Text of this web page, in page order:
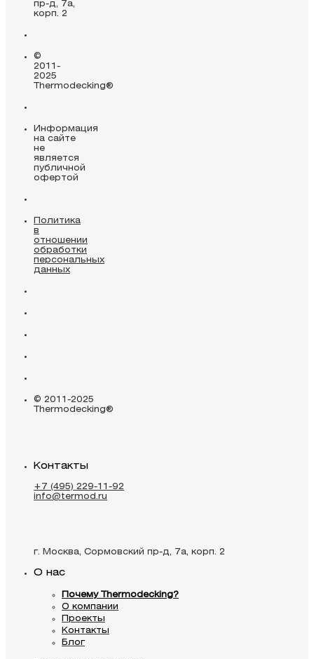
пр-д, 7а,
корп. 2
©
2011-
2025
Thermodecking®
Информация
на сайте
не
является
публичной
офертой
Политика
в
отношении
обработки
персональных
данных
© 2011-2025
Thermodecking®
Контакты
+7 (495) 229-11-92
info@termod.ru
г. Москва, Сормовский пр-д, 7а, корп. 2
О нас
Почему Thermodecking?
О компании
Проекты
Контакты
Блог